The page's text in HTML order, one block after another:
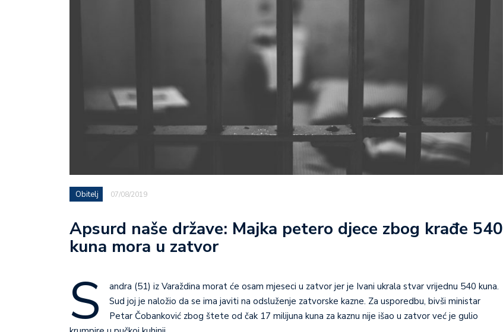
Obitelj 07/08/2019
Apsurd naše države: Majka petero djece zbog krađe 540
kuna mora u zatvor
S
andra (51) iz Varaždina morat će osam mjeseci u zatvor jer je Ivani ukrala stvar vrijednu 540 kuna.
Sud joj je naložio da se ima javiti na odsluženje zatvorske kazne. Za usporedbu, bivši ministar
Petar Čobanković zbog štete od čak 17 milijuna kuna za kaznu nije išao u zatvor već je gulio